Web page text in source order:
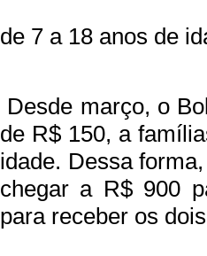
de 7 a 18 anos de
Desde março, o
de R$ 150, a
idade. Dessa
chegar a R$ 900
para receber os